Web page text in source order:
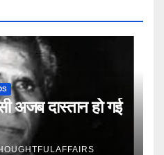
अजब दास्तान हो गई